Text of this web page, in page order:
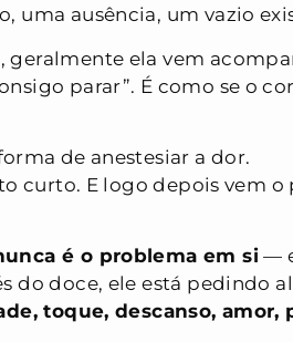
uma ausência, um vazio
geralmente ela vem
parar”. É como se o
de anestesiar a dor.
curto. E logo depois vem o
é o problema em si—
do doce, ele está pedindo
toque, descanso, amor,